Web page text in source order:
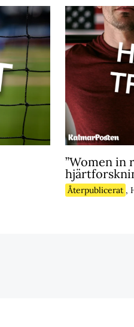
”Women in
Återpublicerat ,